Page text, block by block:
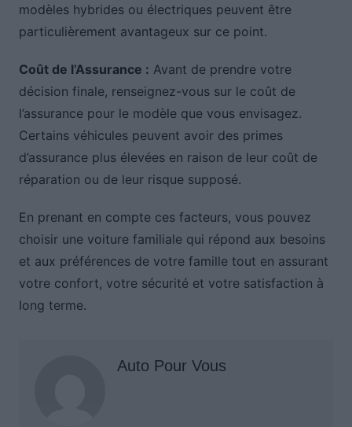
modèles hybrides ou électriques peuvent être
particulièrement avantageux sur ce point.
Coût de l’Assurance : Avant de prendre votre
décision finale, renseignez-vous sur le coût de
l’assurance pour le modèle que vous envisagez.
Certains véhicules peuvent avoir des primes
d’assurance plus élevées en raison de leur coût de
réparation ou de leur risque supposé.
En prenant en compte ces facteurs, vous pouvez
choisir une voiture familiale qui répond aux besoins
et aux préférences de votre famille tout en assurant
votre confort, votre sécurité et votre satisfaction à
long terme.
Auto Pour Vous